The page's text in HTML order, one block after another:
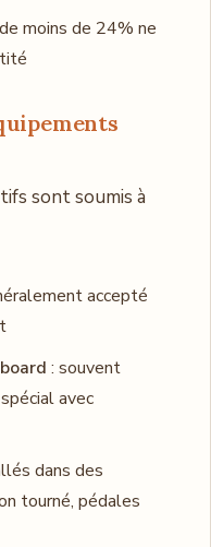
moins de 24% ne
sont soumis à
accepté
: souvent
avec
dans des
tourné, pédales